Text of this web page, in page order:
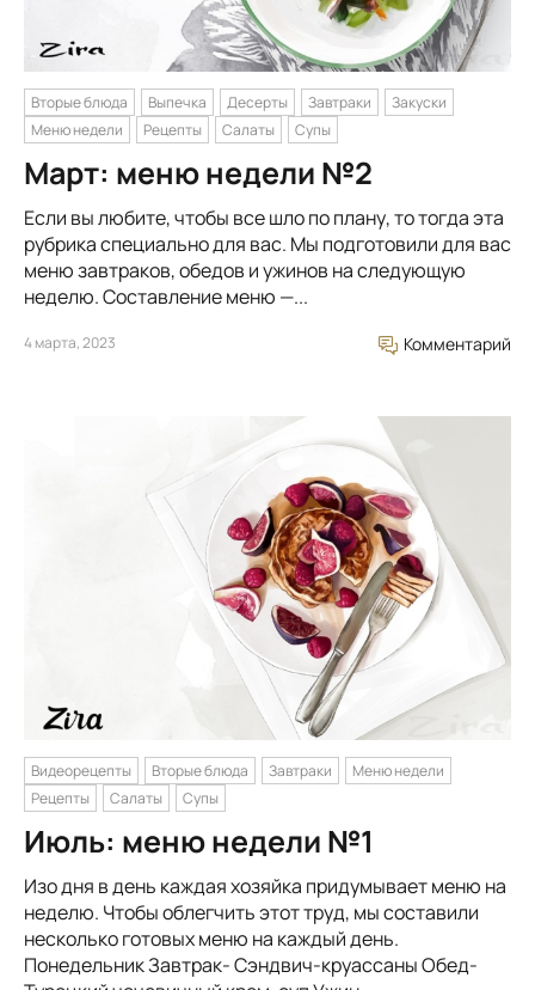
Вторые блюда Выпечка Десерты Завтраки
Закуски
Меню недели
Рецепты Салаты Супы
Март: меню недели №2
Если вы любите, чтобы все шло по плану, то тогда эта
рубрика специально для вас. Мы подготовили для вас
меню завтраков, обедов и ужинов на следующую
неделю. Составление меню —...
4 марта, 2023 Комментарий
Видеорецепты Вторые блюда Завтраки
Меню недели
Рецепты
Салаты Супы
Июль: меню недели №1
Изо дня в день каждая хозяйка придумывает меню на
неделю. Чтобы облегчить этот труд, мы составили
несколько готовых меню на каждый день.
Понедельник Завтрак- Сэндвич-круассаны Обед-